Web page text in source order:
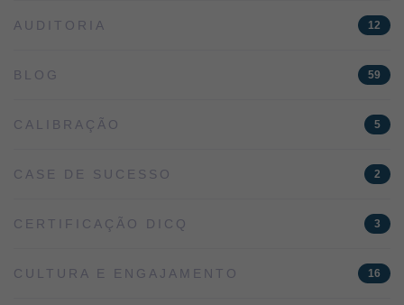
AUDITORIA 12
BLOG 59
CALIBRAÇÃO 5
CASE DE SUCESSO 2
CERTIFICAÇÃO DICQ 3
CULTURA E ENGAJAMENTO 16